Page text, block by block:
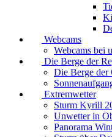
Webcams
Webcams bei
Die Berge der
Die Berge der
Extremwetter
Sturm Kyrill
Unwetter in
Panorama